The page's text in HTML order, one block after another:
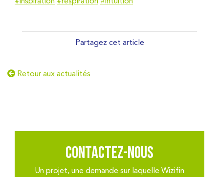
Partagez cet article
Retour aux actualités
Contactez-nous
Un projet, une demande sur laquelle Wizifin